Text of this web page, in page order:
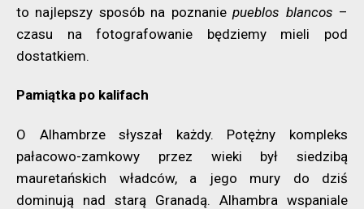
to najlepszy sposób na poznaniepueblos blancos –
czasu na fotografowanie będziemy mieli pod
dostatkiem.
Pamiątka po kalifach
O Alhambrze słyszał każdy. Potężny kompleks
pałacowo-zamkowy przez wieki był siedzibą
mauretańskich władców, a jego mury do dziś
dominują nad starą Granadą. Alhambra wspaniale